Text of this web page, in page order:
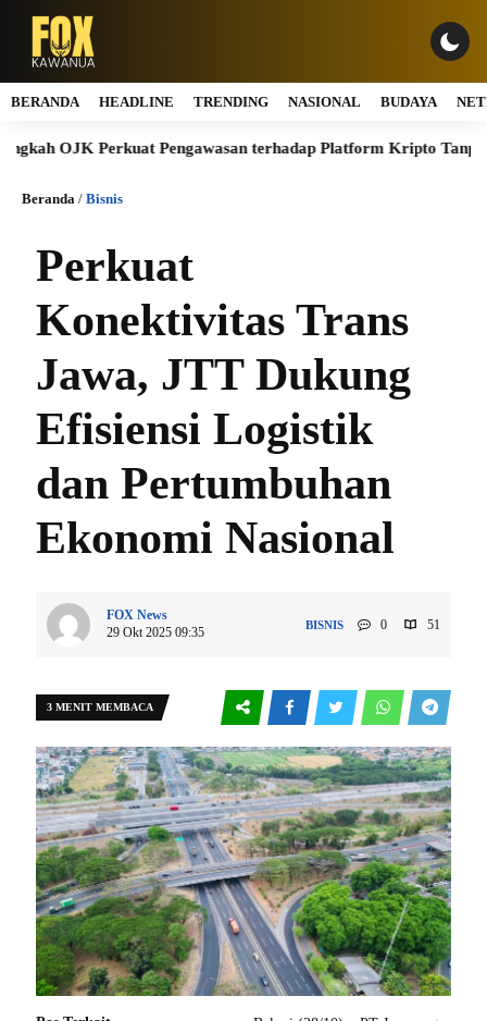
BERANDA HEADLINE TRENDING NASIONAL BUDAYA
Perkuat Pengawasan terhadap Platform Kripto Tanpa Izin
Beranda / Bisnis
Perkuat
Konektivitas Trans
Jawa, JTT Dukung
Efisiensi Logistik
dan Pertumbuhan
Ekonomi Nasional
FOX News
29 Okt 2025 09:35
BISNIS 0 51
3 MENIT MEMBACA